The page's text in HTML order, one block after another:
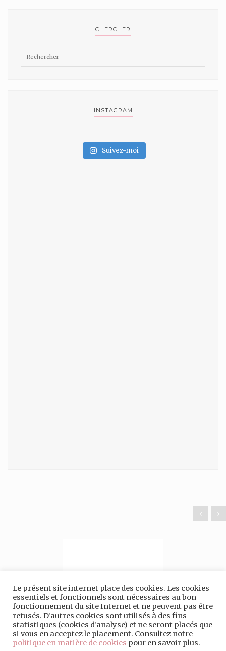
CHERCHER
Le présent site internet place des cookies. Les cookies
essentiels et fonctionnels sont nécessaires au bon
fonctionnement du site Internet et ne peuvent pas être
refusés. D’autres cookies sont utilisés à des fins
statistiques (cookies d’analyse) et ne seront placés que
si vous en acceptez le placement. Consultez notre
politique en matière de cookies pour en savoir plus.
INSTAGRAM
Suivez-moi